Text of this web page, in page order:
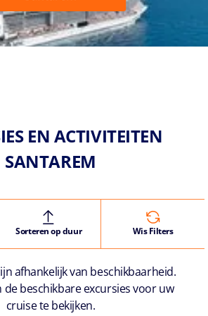
EN ACTIVITEITEN
SANTAREM
Sorteren op duur Wis Filters
afhankelijk van beschikbaarheid.
de beschikbare excursies voor uw
cruise te bekijken.